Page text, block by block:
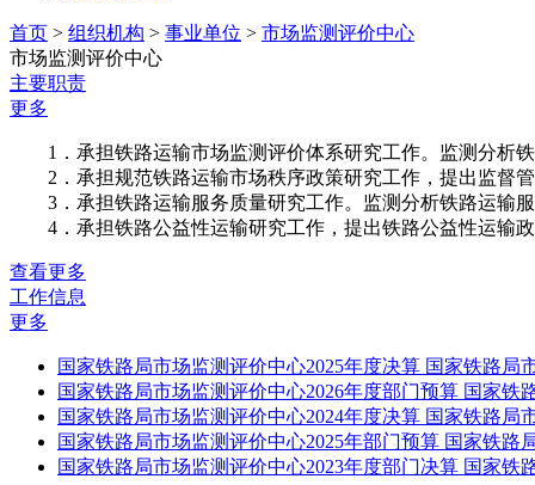
首页 > 组织机构 > 事业单位 > 市场监测评价中心
市场监测评价中心
主要职责
更多
1．承担铁路运输市场监测评价体系研究工作。监测分析
2．承担规范铁路运输市场秩序政策研究工作，提出监督
3．承担铁路运输服务质量研究工作。监测分析铁路运输
4．承担铁路公益性运输研究工作，提出铁路公益性运输政
查看更多
工作信息
更多
国家铁路局市场监测评价中心2025年度决算 国家铁路局
国家铁路局市场监测评价中心2026年度部门预算 国家铁
国家铁路局市场监测评价中心2024年度决算 国家铁路局
国家铁路局市场监测评价中心2025年部门预算 国家铁路
国家铁路局市场监测评价中心2023年度部门决算 国家铁